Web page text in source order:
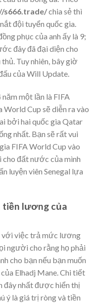
s666.trade/chia sẻ thì
đội tuyển quốc gia.
phục của anh ấy là 9;
đây đã đại diện cho
Tuy nhiên, bây giờ
của Will Update.
một lần là FIFA
World Cup sẽ diễn ra vào
bởi hai quốc gia Qatar
nhất. Bạn sẽ rất vui
FIFA World Cup vào
cho đất nước của mình
luyện viên Senegal lựa
tiền lương của
với việc trả mức lương
người cho rằng họ phải
cho bạn nếu bạn muốn
Elhadj Mane. Chi tiết
đây nhất được hiển thị
ý là giá trị ròng và tiền